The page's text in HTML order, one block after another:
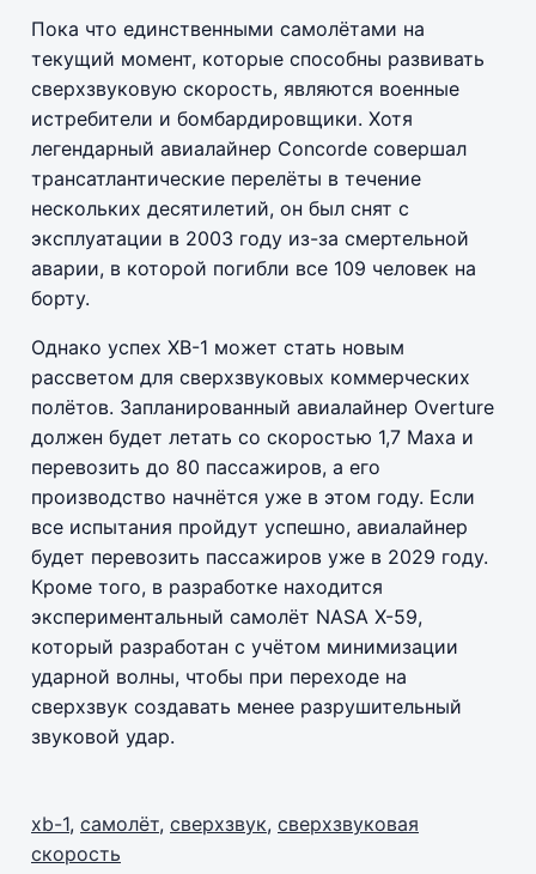
Пока что единственными самолётами на
текущий момент, которые способны развивать
сверхзвуковую скорость, являются военные
истребители и бомбардировщики. Хотя
легендарный авиалайнер Concorde совершал
трансатлантические перелёты в течение
нескольких десятилетий, он был снят с
эксплуатации в 2003 году из-за смертельной
аварии, в которой погибли все 109 человек на
борту.
Однако успех XB-1 может стать новым
рассветом для сверхзвуковых коммерческих
полётов. Запланированный авиалайнер Overture
должен будет летать со скоростью 1,7 Маха и
перевозить до 80 пассажиров, а его
производство начнётся уже в этом году. Если
все испытания пройдут успешно, авиалайнер
будет перевозить пассажиров уже в 2029 году.
Кроме того, в разработке находится
экспериментальный самолёт NASA X-59,
который разработан с учётом минимизации
ударной волны, чтобы при переходе на
сверхзвук создавать менее разрушительный
звуковой удар.
xb-1, самолёт, сверхзвук, сверхзвуковая
скорость